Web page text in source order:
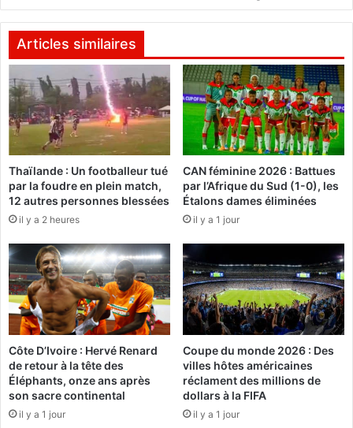
e
è
m
e
o
u
r
n
é
d
u
F
a
s
o
f
o
o
t
E
L
l
e
n
t
a
i
n
e
u
u
n
i
o
n
i
s
t
e
B
o
Articles similaires
Thaïlande : Un footballeur tué
par la foudre en plein match,
12 autres personnes blessées
il y a 2 heures
CAN féminine 2026 : Battues
par l’Afrique du Sud (1-0), les
Étalons dames éliminées
il y a 1 jour
Côte D’Ivoire : Hervé Renard
de retour à la tête des
Éléphants, onze ans après
son sacre continental
il y a 1 jour
Coupe du monde 2026 : Des
villes hôtes américaines
réclament des millions de
dollars à la FIFA
il y a 1 jour